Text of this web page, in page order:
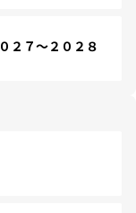
７～２０２８